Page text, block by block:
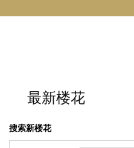
最新楼花
搜索新楼花